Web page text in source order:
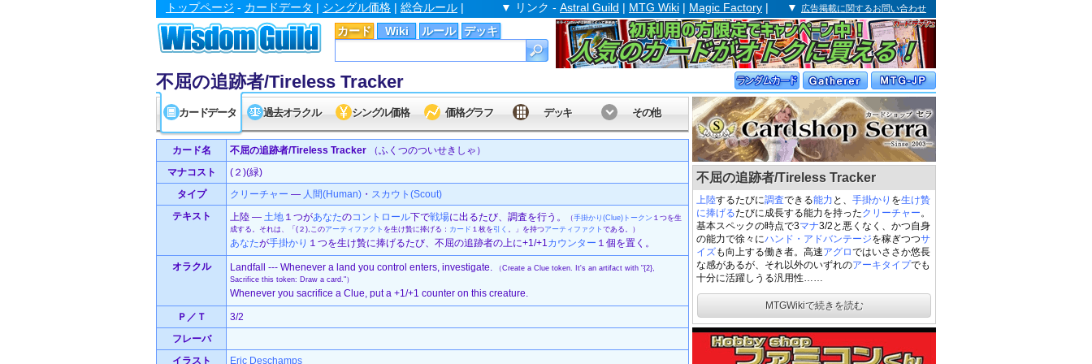
カード Wiki ルール デッキ
トップページ - カードデータ | シングル価格 | 総合ルール | ▼ リンク - Astral Guild | MTG Wiki | Magic Factory | ▼ 広告掲載に関するお問い合わせ
不屈の追跡者/Tireless Tracker
不屈の追跡者/Tireless Tracker
上陸するたびに調査できる能力 と、 手掛かり を生け贄
に捧げるたびに成長する能力を持ったクリーチャー。
基本スペックの時点で3マナ3/2と悪くなく、かつ自身
の能力で徐々にハンド・アドバンテージを稼ぎつつサ
イズも向上する働き者。高速アグロではいささか悠長
な感があるが、それ以外のいずれのアーキタイプでも
十分に活躍しうる汎用性……
MTGWikiで続きを読む
カードデータ 過去オラクル シングル価格 価格グラフ デッキ その他
カード名 不屈の追跡者/Tireless Tracker （ふくつのついせきしゃ）
マナコスト
(２)(緑)
タイプ
クリーチャー — 人間(Human) ・ スカウト(Scout)
テキスト
上陸 ― 土地 １つがあなたのコントロール下で戦場に出るたび、調査を行う。 （手掛かり(Clue) トークン １つを生
成する。それは、「(２),このアーティファクト を生け贄に捧げる： カード １枚を引く 。」を持つアーティファクト である。）
あなたが手掛かり １つを生け贄に捧げるたび、不屈の追跡者の上に+1/+1カウンター １個を置く。
オラクル Landfall --- Whenever a land you control enters, investigate.
（Create a Clue token. It's an artifact with "{2},
Sacrifice this token: Draw a card."）
Whenever you sacrifice a Clue, put a +1/+1 counter on this creature.
Ｐ／Ｔ
3/2
フレーバ
イラスト
Eric Deschamps